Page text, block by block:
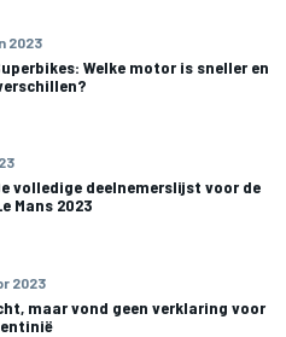
2023
Welke motor is sneller en
volledige deelnemerslijst voor de
Mans 2023
2023
maar vond geen verklaring voor